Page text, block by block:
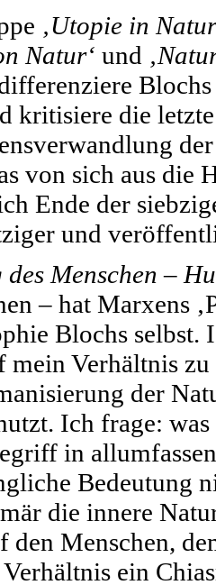
‚Utopie in
Natur‘ und
kritisiere die
von sich aus die
Ende der
und
Menschen –
– hat Marxens
Blochs selbst.
Verhältnis
der
Ich frage:
in
Bedeutung
die innere
den Menschen,
ein